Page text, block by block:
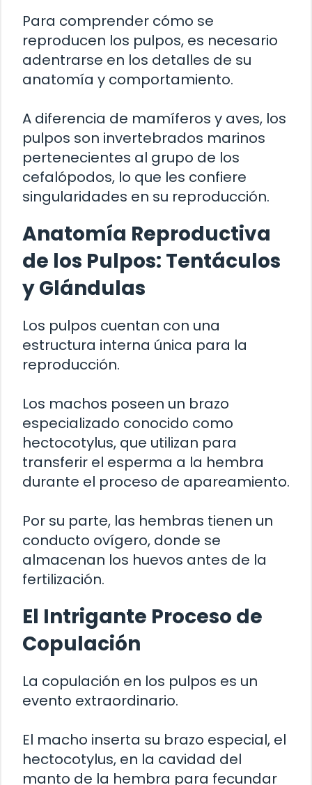
Para comprender cómo se
reproducen los pulpos, es necesario
adentrarse en los detalles de su
anatomía y comportamiento.
A diferencia de mamíferos y aves, los
pulpos son invertebrados marinos
pertenecientes al grupo de los
cefalópodos, lo que les confiere
singularidades en su reproducción.
Anatomía Reproductiva
de los Pulpos: Tentáculos
y Glándulas
Los pulpos cuentan con una
estructura interna única para la
reproducción.
Los machos poseen un brazo
especializado conocido como
hectocotylus, que utilizan para
transferir el esperma a la hembra
durante el proceso de apareamiento.
Por su parte, las hembras tienen un
conducto ovígero, donde se
almacenan los huevos antes de la
fertilización.
El Intrigante Proceso de
Copulación
La copulación en los pulpos es un
evento extraordinario.
El macho inserta su brazo especial, el
hectocotylus, en la cavidad del
manto de la hembra para fecundar